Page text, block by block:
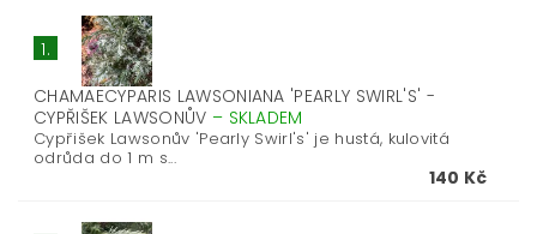
1.
CHAMAECYPARIS LAWSONIANA 'PEARLY SWIRL'S' -
CYPŘIŠEK LAWSONŮV – SKLADEM
Cypřišek Lawsonův 'Pearly Swirl's' je hustá, kulovitá
odrůda do 1 m s...
140 Kč